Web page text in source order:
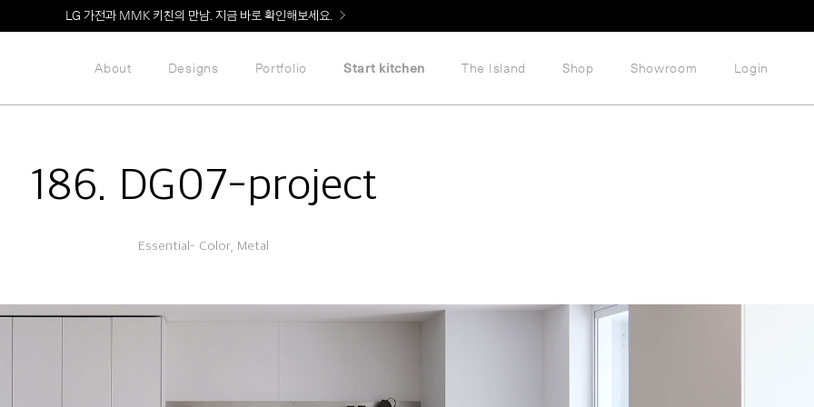
Welcome! 신규 회원가입 시 MMK Shop Coupon (총 60만원) 지급
About Designs Portfolio Start kitchen The Island Shop Showroom Login
186. DG07-project
Essential– Color, Metal